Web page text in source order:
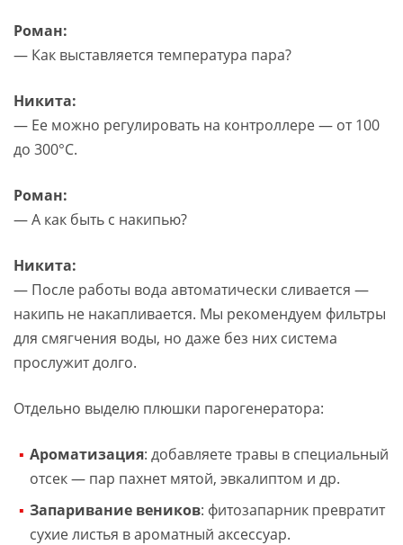
Роман:
— Как выставляется температура пара?
Никита:
— Ее можно регулировать на контроллере — от 100
до 300°C.
Роман:
— А как быть с накипью?
Никита:
— После работы вода автоматически сливается —
накипь не накапливается. Мы рекомендуем фильтры
для смягчения воды, но даже без них система
прослужит долго.
Отдельно выделю плюшки парогенератора:
Ароматизация: добавляете травы в специальный
отсек — пар пахнет мятой, эвкалиптом и др.
Запаривание веников: фитозапарник превратит
сухие листья в ароматный аксессуар.